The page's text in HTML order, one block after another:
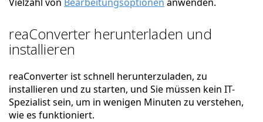
reaConverter herunterladen und
installieren
reaConverter ist schnell herunterzuladen, zu
installieren und zu starten, und Sie müssen kein IT-
Spezialist sein, um in wenigen Minuten zu verstehen,
wie es funktioniert.